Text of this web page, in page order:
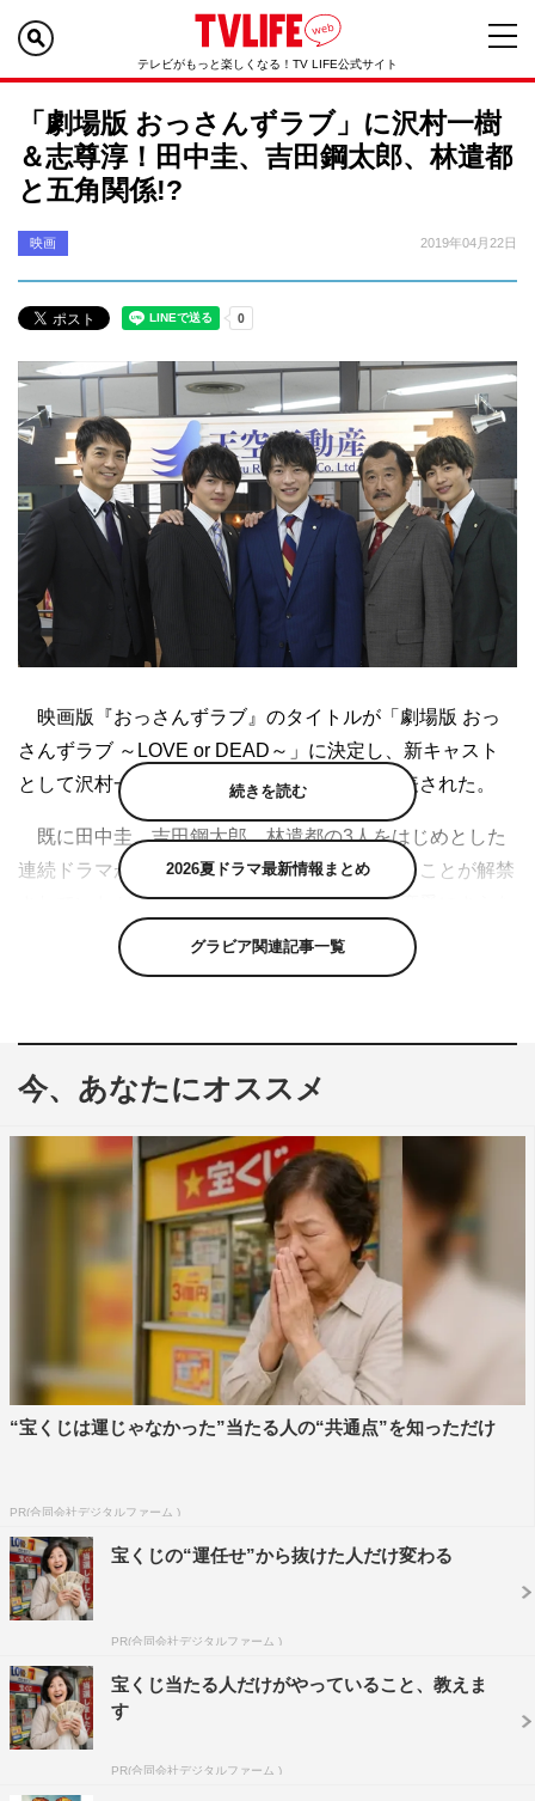
テレビがもっと楽しくなる！TV LIFE公式サイト
「劇場版 おっさんずラブ」に沢村一樹
＆志尊淳！田中圭、吉田鋼太郎、林遣都
と五角関係!?
映画 2019年04月22日
映画版『おっさんずラブ』のタイトルが「劇場版 おっ
さんずラブ ～LOVE or DEAD～」に決定し、新キャスト
として沢村一樹、志尊淳が出演することが発表された。
既に田中圭、吉田鋼太郎、林遣都の3人をはじめとした
連続ドラマからのレギュラー陣が全員続投することが解禁
されていたが、今回劇場版でおっさん同士の恋愛にさらな
る嵐を巻き起こす新キャストとして、沢村一樹、志尊淳が
参戦することが発表された。
敵・狸穴迅（まみあな・じん）を、志尊は、春田が所属す
気な新入社員・山田正義（ジャスティス）を演じる。
＜田中圭（春田創一役）コメント＞
連続ドラマが終わってから1年ぶりにキャスト、スタッフ
が集まり映画を撮影していますが、培ってきたチームワー
クが、全てのシーンに生かされていると感じるほど全てが
見どころだと思います。現場はとても楽しいです！沢村さ
ん演じる狸穴とは、営業所と本社でぶつかりあいますが、
沢村さんの大きな瞳に吸い込まれながら楽しく撮影をして
ドラマの時は三角関係がどうなるのか？というのが大きな
テーマだったと思うのですが、映画はスケールアップして
そしてアクションありのスペクタクル超大作！となってい
ますので、ぜひ劇場でお待ちしております。
＜吉田鋼太郎（黒澤武蔵役）コメント＞
続きを読む
2026夏ドラマ最新情報まとめ
グラビア関連記事一覧
今、あなたにオススメ
“宝くじは運じゃなかった”当たる人の“共通点”を知っただけ
PR(合同会社デジタルファーム )
宝くじの“運任せ”から抜けた人だけ変わる
PR(合同会社デジタルファーム )
宝くじ当たる人だけがやっていること、教えま
す
PR(合同会社デジタルファーム )